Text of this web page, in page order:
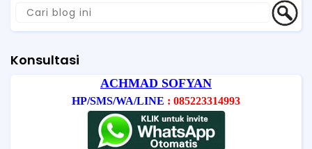
Konsultasi
ACHMAD SOFYAN
HP/SMS/WA/LINE : 085223314993